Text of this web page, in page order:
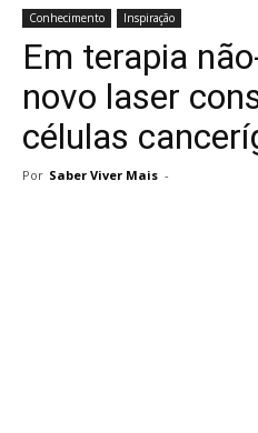
Conhecimento Inspiração
Em terapia
novo laser
células
Por Saber Viver Mais -